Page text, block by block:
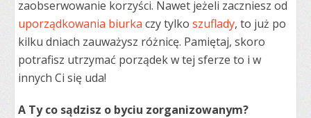
zaobserwowanie korzyści. Nawet jeżeli zaczniesz od
uporządkowania biurka czy tylko szuflady, to już po
kilku dniach zauważysz różnicę. Pamiętaj, skoro
potrafisz utrzymać porządek w tej sferze to i w
innych Ci się uda!
A Ty co sądzisz o byciu zorganizowanym?